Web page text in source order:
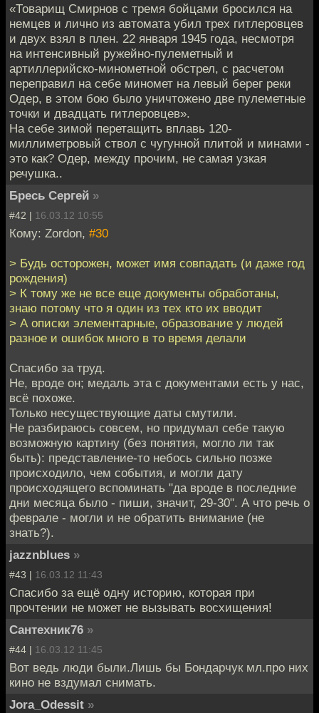
«Товарищ Смирнов с тремя бойцами бросился на
немцев и лично из автомата убил трех гитлеровцев
и двух взял в плен. 22 января 1945 года, несмотря
на интенсивный ружейно-пулеметный и
артиллерийско-минометной обстрел, с расчетом
переправил на себе миномет на левый берег реки
Одер, в этом бою было уничтожено две пулеметные
точки и двадцать гитлеровцев».
На себе зимой перетащить вплавь 120-
миллиметровый ствол с чугунной плитой и минами -
это как? Одер, между прочим, не самая узкая
речушка..
Бресь Сергей »
#42 | 16.03.12 10:55
Кому: Zordon, #30
> Будь осторожен, может имя совпадать (и даже год
рождения)
> К тому же не все еще документы обработаны,
знаю потому что я один из тех кто их вводит
> А описки элементарные, образование у людей
разное и ошибок много в то время делали
Спасибо за труд.
Не, вроде он; медаль эта с документами есть у нас,
всё похоже.
Только несуществующие даты смутили.
Не разбираюсь совсем, но придумал себе такую
возможную картину (без понятия, могло ли так
быть): представление-то небось сильно позже
происходило, чем события, и могли дату
происходящего вспоминать "да вроде в последние
дни месяца было - пиши, значит, 29-30". А что речь о
феврале - могли и не обратить внимание (не
знать?).
jazznblues »
#43 | 16.03.12 11:43
Спасибо за ещё одну историю, которая при
прочтении не может не вызывать восхищения!
Сантехник76 »
#44 | 16.03.12 11:45
Вот ведь люди были.Лишь бы Бондарчук мл.про них
кино не вздумал снимать.
Jora_Odessit »